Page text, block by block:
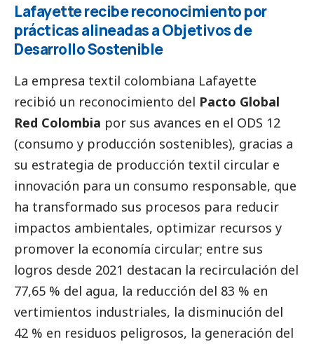
Lafayette recibe reconocimiento por
prácticas alineadas a Objetivos de
Desarrollo Sostenible
La empresa textil colombiana Lafayette
recibió un reconocimiento del Pacto Global
Red Colombia por sus avances en el ODS 12
(consumo y producción sostenibles), gracias a
su estrategia de producción textil circular e
innovación para un consumo responsable, que
ha transformado sus procesos para reducir
impactos ambientales, optimizar recursos y
promover la economía circular; entre sus
logros desde 2021 destacan la recirculación del
77,65 % del agua, la reducción del 83 % en
vertimientos industriales, la disminución del
42 % en residuos peligrosos, la generación del